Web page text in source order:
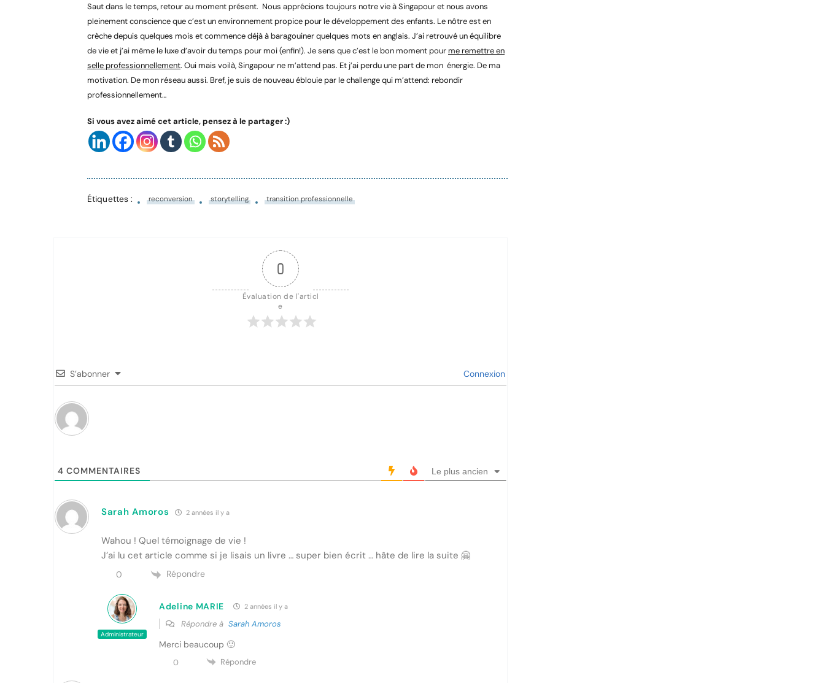
Saut dans le temps, retour au moment présent. Nous apprécions toujours notre vie à Singapour et nous avons
pleinement conscience que c’est un environnement propice pour le développement des enfants. Le nôtre est en
crèche depuis quelques mois et commence déjà à baragouiner quelques mots en anglais. J’ai retrouvé un équilibre
de vie et j’ai même le luxe d’avoir du temps pour moi (enfin!). Je sens que c’est le bon moment pour me remettre en
selle professionnellement. Oui mais voilà, Singapour ne m’attend pas. Et j’ai perdu une part de mon énergie. De ma
motivation. De mon réseau aussi. Bref, je suis de nouveau éblouie par le challenge qui m’attend: rebondir
professionnellement…
Si vous avez aimé cet article, pensez à le partager :)
Étiquettes : reconversion storytelling transition professionnelle
0
Évaluation de l'articl
e
S’abonner Connexion
4 COMMENTAIRES Le plus ancien
Sarah Amoros 2 années il y a
Wahou ! Quel témoignage de vie !
J’ai lu cet article comme si je lisais un livre … super bien écrit … hâte de lire la suite 🤗
0 Répondre
Administrateur
Adeline MARIE 2 années il y a
Répondre à Sarah Amoros
Merci beaucoup 🙂
0 Répondre